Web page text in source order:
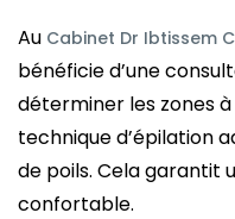
Au Cabinet Dr Ibtissem
bénéficie d’une
déterminer les zones
technique d’épilation
de poils. Cela garantit
confortable.